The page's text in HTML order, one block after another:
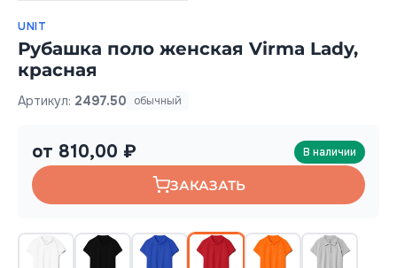
UNIT
Рубашка поло женская Virma Lady,
красная
Артикул: 2497.50 обычный
от 810,00 ₽ В наличии
ЗАКАЗАТЬ